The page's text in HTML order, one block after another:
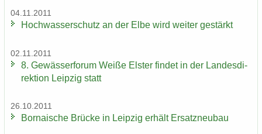
04.11.2011
Hoch­was­ser­schutz an der Elbe wird wei­ter ge­stärkt
02.11.2011
8. Ge­wäs­ser­fo­rum Weiße Els­ter fin­det in der Lan­des­di­
rek­ti­on Leip­zig statt
26.10.2011
Bor­na­i­sche Brü­cke in Leip­zig er­hält Er­satz­neu­bau